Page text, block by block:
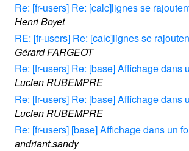
Re: [fr-users] Re: [calc]lignes se
Henri Boyet
RE: [fr-users] Re: [calc]lignes se
Gérard FARGEOT
Re: [fr-users] Re: [base] Affichage dans
Lucien RUBEMPRE
Re: [fr-users] Re: [base] Affichage dans
Lucien RUBEMPRE
Re: [fr-users] [base] Affichage dans un
andriant.sandy